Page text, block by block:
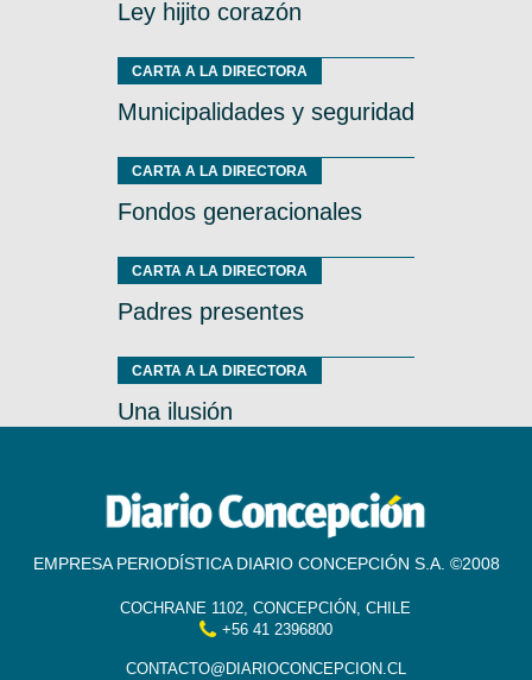
Ley hijito corazón
CARTA A LA DIRECTORA
Municipalidades y seguridad
CARTA A LA DIRECTORA
Fondos generacionales
CARTA A LA DIRECTORA
Padres presentes
CARTA A LA DIRECTORA
Una ilusión
EMPRESA PERIODÍSTICA DIARIO CONCEPCIÓN S.A. ©2008
COCHRANE 1102, CONCEPCIÓN, CHILE
+56 41 2396800
CONTACTO@DIARIOCONCEPCION.CL